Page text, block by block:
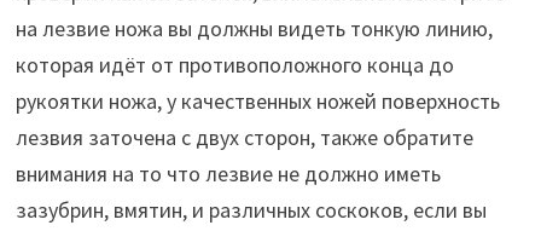
на лезвие ножа вы должны видеть тонкую линию,
которая идёт от противоположного конца до
рукоятки ножа, у качественных ножей поверхность
лезвия заточена с двух сторон, также обратите
внимания на то что лезвие не должно иметь
зазубрин, вмятин, и различных соскоков, если вы